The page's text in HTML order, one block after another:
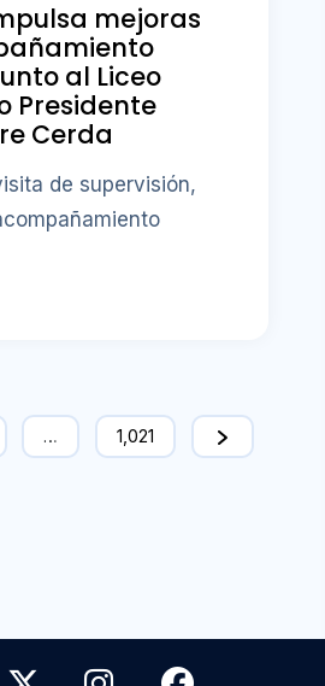
mejoras
al Liceo
Presidente
Cerda
de supervisión,
… 1,021